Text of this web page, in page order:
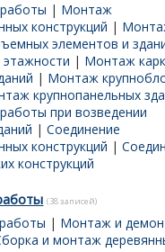
| Монтаж
конструкций |
элементов и
| Монтаж
| Монтаж
крупнопанельных
при возведении
|Соединение
конструкций |
конструкций
(38 записей)
| Монтаж и
и монтаж